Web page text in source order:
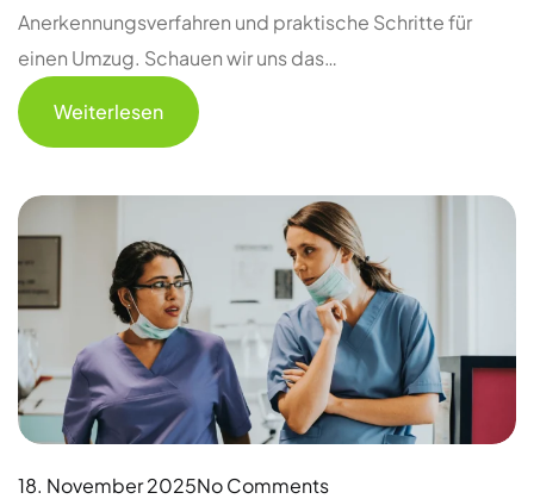
Anerkennungsverfahren und praktische Schritte für
einen Umzug. Schauen wir uns das…
Weiterlesen
18. November 2025No Comments